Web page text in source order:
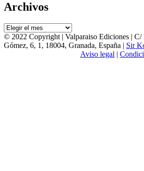
Archivos
Archivos
© 2022 Copyright | Valparaiso Ediciones | C/
Gómez, 6, 1, 18004, Granada, España | Sir
Aviso legal |